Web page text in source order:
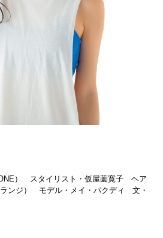
） スタイリスト・仮屋薗寛子 ヘア
ランジ） モデル・メイ・パクディ 文・